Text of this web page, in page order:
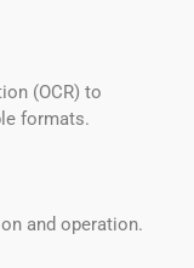
(OCR) to
formats.
and operation.